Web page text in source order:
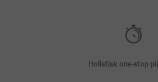
Holistisk one-stop